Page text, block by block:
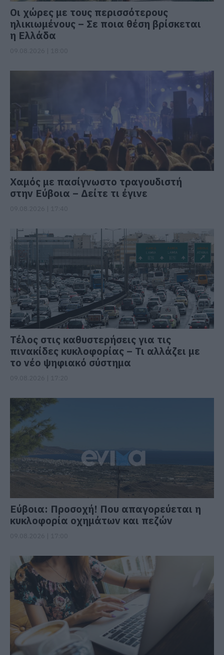
Οι χώρες με τους περισσότερους
ηλικιωμένους – Σε ποια θέση βρίσκεται
η Ελλάδα
Χαμός με πασίγνωστο τραγουδιστή
στην Εύβοια – Δείτε τι έγινε
Τέλος στις καθυστερήσεις για τις
πινακίδες κυκλοφορίας – Τι αλλάζει με
το νέο ψηφιακό σύστημα
Εύβοια: Προσοχή! Που απαγορεύεται η
κυκλοφορία οχημάτων και πεζών